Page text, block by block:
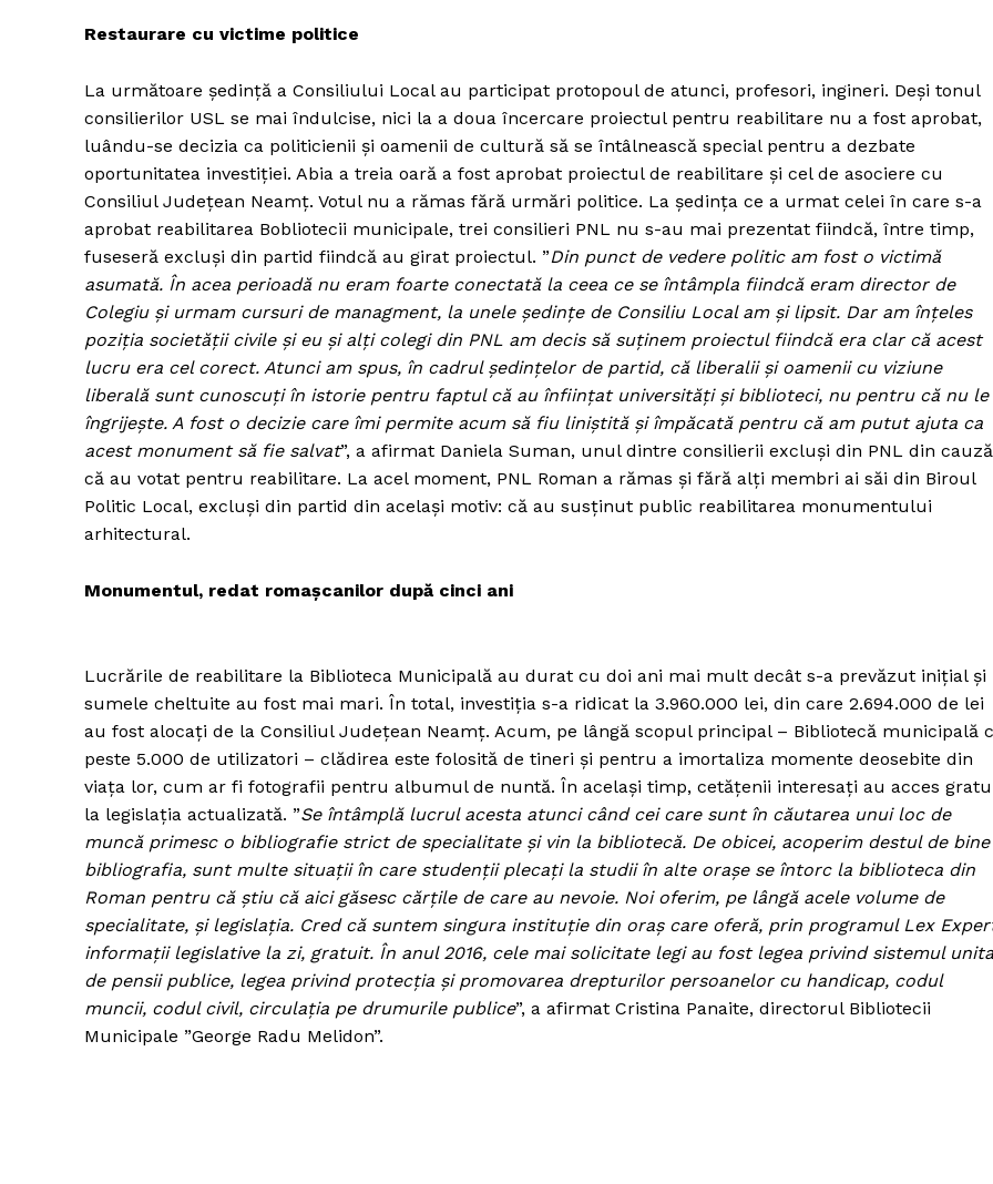
Restaurare cu victime politice
La următoare ședință a Consiliului Local au participat protopoul de atunci, profesori, ingineri. Deși tonul
consilierilor USL se mai îndulcise, nici la a doua încercare proiectul pentru reabilitare nu a fost aprobat,
luându-se decizia ca politicienii și oamenii de cultură să se întâlnească special pentru a dezbate
oportunitatea investiției. Abia a treia oară a fost aprobat proiectul de reabilitare și cel de asociere cu
Consiliul Județean Neamț. Votul nu a rămas fără urmări politice. La ședința ce a urmat celei în care s-a
aprobat reabilitarea Bobliotecii municipale, trei consilieri PNL nu s-au mai prezentat fiindcă, între timp,
fuseseră excluși din partid fiindcă au girat proiectul. ”Din punct de vedere politic am fost o victimă
asumată. În acea perioadă nu eram foarte conectată la ceea ce se întâmpla fiindcă eram director de
Colegiu și urmam cursuri de managment, la unele ședințe de Consiliu Local am și lipsit. Dar am înțeles
poziția societății civile și eu și alți colegi din PNL am decis să suținem proiectul fiindcă era clar că acest
lucru era cel corect. Atunci am spus, în cadrul ședințelor de partid, că liberalii și oamenii cu viziune
liberală sunt cunoscuți în istorie pentru faptul că au înființat universități și biblioteci, nu pentru că nu le
îngrijește. A fost o decizie care îmi permite acum să fiu liniștită și împăcată pentru că am putut ajuta ca
acest monument să fie salvat”, a afirmat Daniela Suman, unul dintre consilierii excluși din PNL din cauză
că au votat pentru reabilitare. La acel moment, PNL Roman a rămas și fără alți membri ai săi din Biroul
Politic Local, excluși din partid din același motiv: că au susținut public reabilitarea monumentului
arhitectural.
Monumentul, redat romașcanilor după cinci ani
Lucrările de reabilitare la Biblioteca Municipală au durat cu doi ani mai mult decât s-a prevăzut inițial și
sumele cheltuite au fost mai mari. În total, investiția s-a ridicat la 3.960.000 lei, din care 2.694.000 de lei
au fost alocați de la Consiliul Județean Neamț. Acum, pe lângă scopul principal – Bibliotecă municipală
peste 5.000 de utilizatori – clădirea este folosită de tineri și pentru a imortaliza momente deosebite din
viața lor, cum ar fi fotografii pentru albumul de nuntă. În același timp, cetățenii interesați au acces
la legislația actualizată. ”Se întâmplă lucrul acesta atunci când cei care sunt în căutarea unui loc de
muncă primesc o bibliografie strict de specialitate și vin la bibliotecă. De obicei, acoperim destul de bine
bibliografia, sunt multe situații în care studenții plecați la studii în alte orașe se întorc la biblioteca din
Roman pentru că știu că aici găsesc cărțile de care au nevoie. Noi oferim, pe lângă acele volume de
specialitate, și legislația. Cred că suntem singura instituție din oraș care oferă, prin programul Lex
informații legislative la zi, gratuit. În anul 2016, cele mai solicitate legi au fost legea privind sistemul
de pensii publice, legea privind protecția și promovarea drepturilor persoanelor cu handicap, codul
muncii, codul civil, circulația pe drumurile publice”, a afirmat Cristina Panaite, directorul Bibliotecii
Municipale ”George Radu Melidon”.